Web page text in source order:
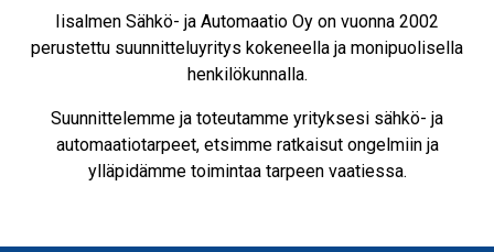
Iisalmen Sähkö- ja Automaatio Oy on vuonna 2002
perustettu suunnitteluyritys kokeneella ja monipuolisella
henkilökunnalla.
Suunnittelemme ja toteutamme yrityksesi sähkö- ja
automaatiotarpeet, etsimme ratkaisut ongelmiin ja
ylläpidämme toimintaa tarpeen vaatiessa.